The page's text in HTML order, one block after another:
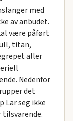
med
av anbudet.
være påført
titan,
aller
Nedenfor
det
Lar seg ikke
tilsvarende.